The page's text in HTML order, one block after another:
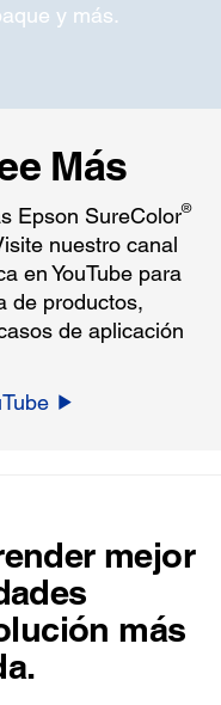
y más.
Más
Epson SureColor®
nuestro canal
en YouTube para
de productos,
de aplicación
mejor
más